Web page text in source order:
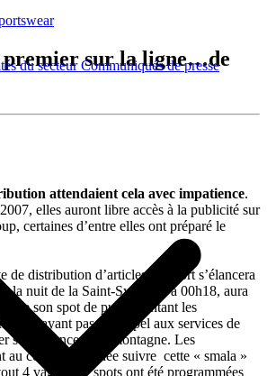
du secteurCommuniqués de presse
premier sur la ligne…de
attendaient cela avec impatience.
elles auront libre accès à la publicité sur
certaines d’entre elles ont préparé le
de distribution d’articles de sport s’élancera
la nuit de la Saint-Sylvestre à 00h18, aura
de son spot de pub racontant les
n’ayant pas fait appel aux services de
ses vacances à la montagne. Les
au cours de l’année suivre cette « smala »
4 vagues de spots ont été programmées